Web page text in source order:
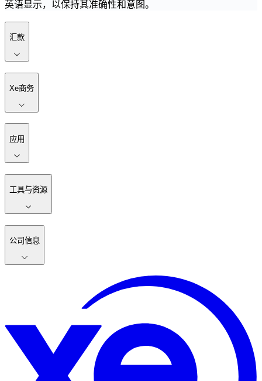
英语显示，以保持其准确性和意图。
汇款
Xe商务
应用
工具与资源
公司信息